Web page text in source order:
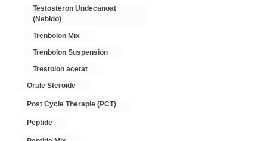
Testosteron Undecanoat
(Nebido)
Trenbolon Mix
Trenbolon Suspension
Trestolon acetat
Orale Steroide
Post Cycle Therapie (PCT)
Peptide